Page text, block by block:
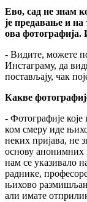
Ево, сад не знам
је предавање и на
ова фотографија.
- Видите, можете
Инстаграму, да
постављају, чак
Какве
- Фотографије
ком смеру иде
неких пријава, не
основу анонимних
нам се указивало
раднике,
њихово
али имате